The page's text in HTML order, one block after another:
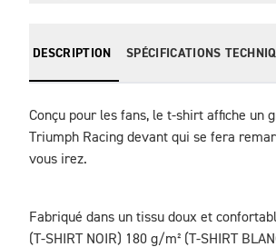
DESCRIPTION SPÉCIFICATIONS
Conçu pour les fans, le t-shirt affiche un
Triumph Racing devant qui se fera
vous irez.
Fabriqué dans un tissu doux et
(T-SHIRT NOIR) 180 g/m² (T-SHIRT